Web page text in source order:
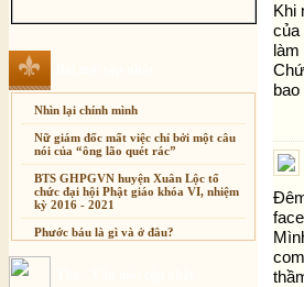
Nhìn lại chính mình
Nữ giám đốc mất việc chỉ bởi một câu
nói của “ông lão quét rác”
BTS GHPGVN huyện Xuân Lộc tổ
chức đại hội Phật giáo khóa VI, nhiệm
kỳ 2016 - 2021
Phước báu là gì và ở đâu?
Sự thương-ghét của con người
Khi
của
làm
bao